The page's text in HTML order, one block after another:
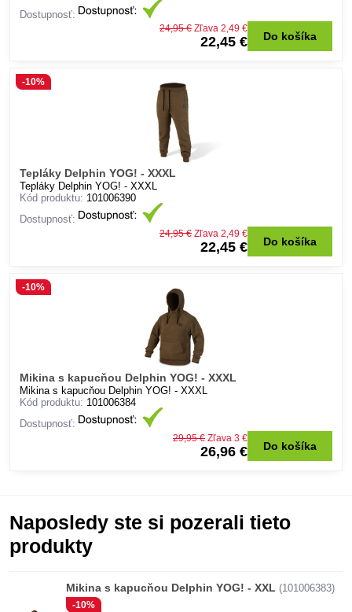
Dostupnosť:
22,45 €
24,95 € Zľava 2,49 €
Do košíka
Tepláky Delphin YOG! - XXXL
-10%
Tepláky Delphin YOG! - XXXL
Kód produktu: 101006390
Dostupnosť:
22,45 €
24,95 € Zľava 2,49 €
Do košíka
Mikina s kapucňou Delphin YOG! - XXXL
-10%
Mikina s kapucňou Delphin YOG! - XXXL
Kód produktu: 101006384
Dostupnosť:
26,96 €
29,95 € Zľava 3 €
Do košíka
Naposledy ste si pozerali tieto
produkty
Mikina s kapucňou Delphin YOG! - XXL (101006383)
-10%